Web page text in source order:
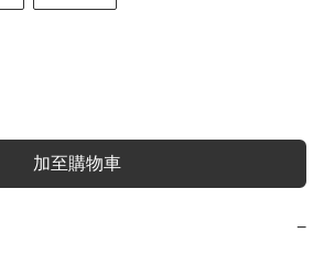
加至購物車
−